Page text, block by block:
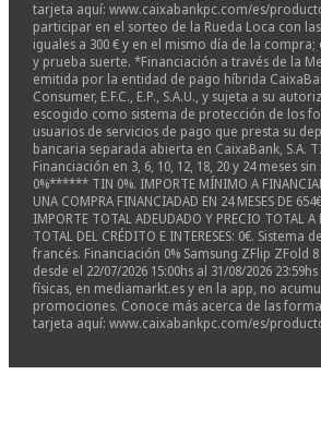
tarjeta aquí: www.caixabankpc.com/es/
participar en el sorteo de la Rueda Loca con
iguales a 300 € y en el mismo día de la
y prueba suerte. *Financiación a través de la
emitida por la entidad de pago híbrida
Consumer, E.F.C., E.P., S.A.U., y sujeta a su
escogido como sistema de protección de los
usuarios de servicios de pago que presta su
bancaria separada abierta en CaixaBank, S.A.
Financiación en 3, 6, 10, 12, 18, 20 y 24 meses
0%****** TIN 0%. IMPORTE MÍNIMO A
UNA COMPRA FINANCIADAD EN 24 MESES DE
IMPORTE TOTAL ADEUDADO Y PRECIO TOTAL A
TOTAL DEL CRÉDITO E INTERESES: 0€.
francés. Financiación 0% Samsung ZFlip ZFold
desde el 22/07/2026 15:00hs al 31/08/2026
físicas, en mediamarkt.es y en la app, no
promociones. Conoce más acerca de las
tarjeta aquí: www.caixabankpc.com/es/